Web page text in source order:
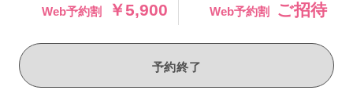
Web予約割
￥5,900
Web予約割
ご招待
予約終了